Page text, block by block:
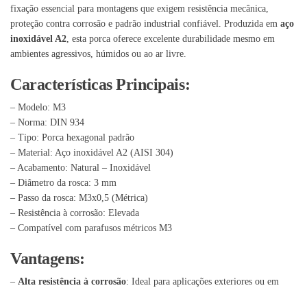
fixação essencial para montagens que exigem resistência mecânica,
proteção contra corrosão e padrão industrial confiável. Produzida em aço
inoxidável A2, esta porca oferece excelente durabilidade mesmo em
ambientes agressivos, húmidos ou ao ar livre.
Características Principais:
– Modelo: M3
– Norma: DIN 934
– Tipo: Porca hexagonal padrão
– Material: Aço inoxidável A2 (AISI 304)
– Acabamento: Natural – Inoxidável
– Diâmetro da rosca: 3 mm
– Passo da rosca: M3x0,5 (Métrica)
– Resistência à corrosão: Elevada
– Compatível com parafusos métricos M3
Vantagens:
– Alta resistência à corrosão: Ideal para aplicações exteriores ou em